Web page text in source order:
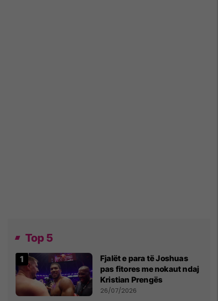
Top 5
Fjalët e para të Joshuas
pas fitores me nokaut ndaj
Kristian Prengës
26/07/2026